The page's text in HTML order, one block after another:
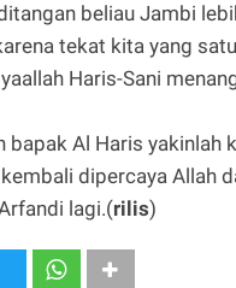
beliau Jambi
tekat kita yang
Haris-Sani
bapak Al Haris
dipercaya Allah
lagi.(rilis)